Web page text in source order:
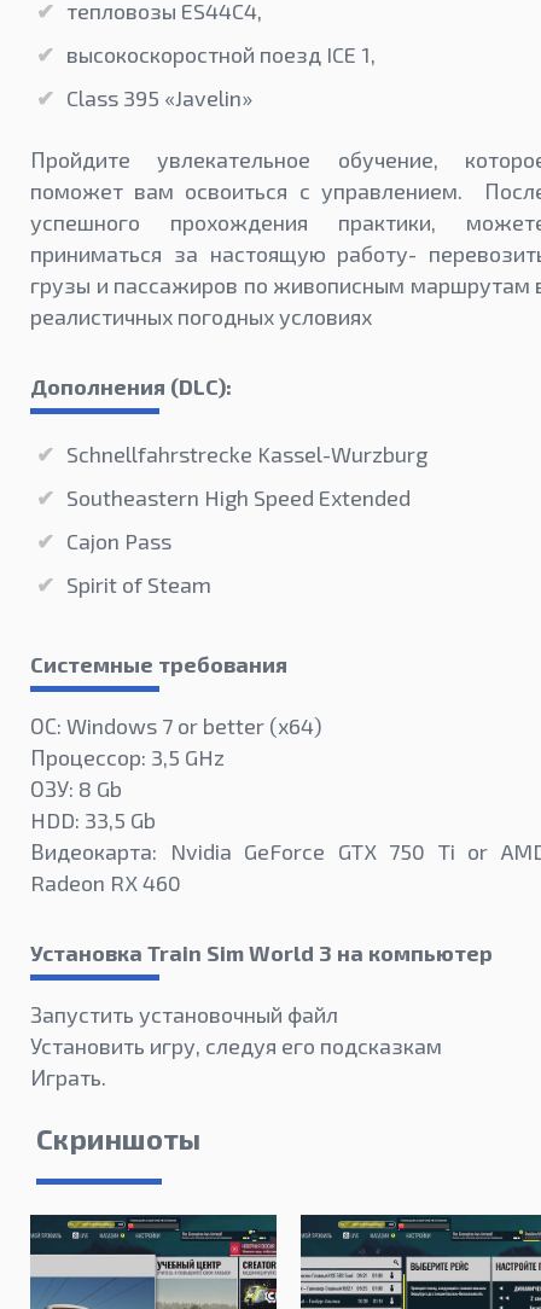
тепловозы ES44C4,
высокоскоростной поезд ICE 1,
Class 395 «Javelin»
Пройдите увлекательное обучение,
поможет вам освоиться с управлением.
успешного прохождения практики,
приниматься за настоящую работу-
грузы и пассажиров по живописным маршрутам
реалистичных погодных условиях
Дополнения (DLC):
Schnellfahrstrecke Kassel-Wurzburg
Southeastern High Speed Extended
Cajon Pass
Spirit of Steam
Системные требования
ОС: Windows 7 or better (х64)
Процессор: 3,5 GHz
ОЗУ: 8 Gb
HDD: 33,5 Gb
Видеокарта: Nvidia GeForce GTX 750 Ti or
Radeon RX 460
Установка Train Sim World 3 на компьютер
Запустить установочный файл
Установить игру, следуя его подсказкам
Играть.
Скриншоты